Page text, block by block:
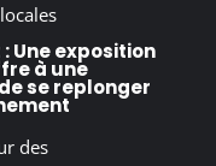
Une exposition
à une
se replonger
des